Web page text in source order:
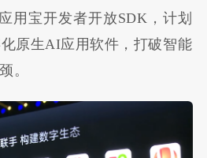
用宝开发者开放SDK，计划
原生AI应用软件，打破智能
。